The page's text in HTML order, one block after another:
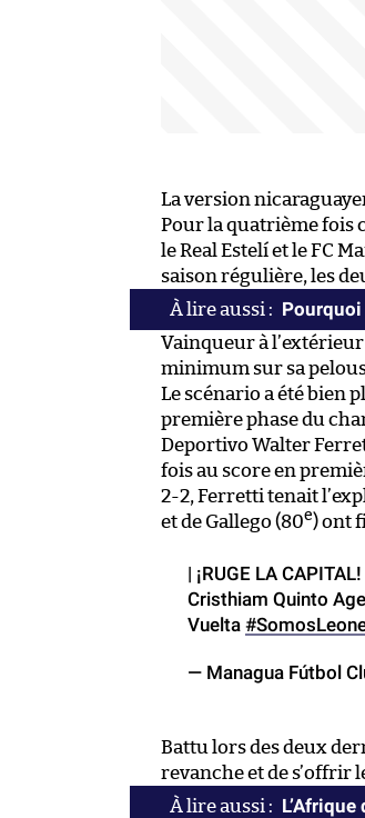
La version
Pour la quatrième fois
le Real Estelí et le FC
saison régulière, les
Pourquoi
Vainqueur à
minimum sur sa
Le scénario a été bien
première phase du
Deportivo Walter
fois au score en
2-2, Ferretti tenait
et de Gallego (80e) ont
| ¡RUGE LA
Cristhiam Quinto
Vuelta
— Managua Fútbol
Battu lors des deux
revanche et de s’offrir